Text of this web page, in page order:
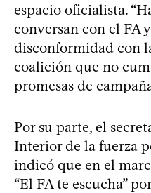
espacio oficialista.
conversan con el FA
disconformidad con
coalición que no
promesas de
Por su parte, el
Interior de la fuerza
indicó que en el
“El FA te escucha”